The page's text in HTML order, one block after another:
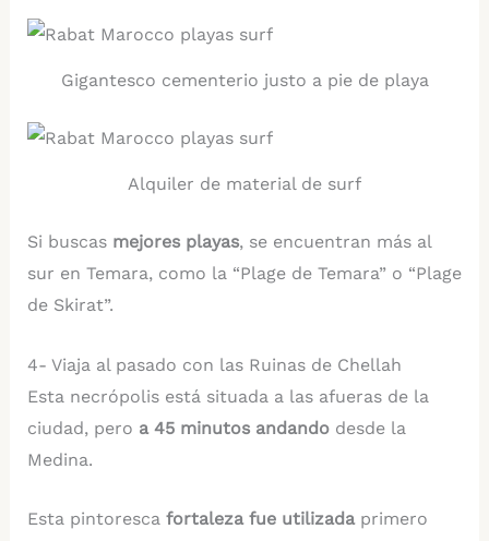
Gigantesco cementerio justo a pie de playa
Alquiler de material de surf
Si buscas mejores playas, se encuentran más al
sur en Temara, como la “Plage de Temara” o “Plage
de Skirat”.
4- Viaja al pasado con las Ruinas de Chellah
Esta necrópolis está situada a las afueras de la
ciudad, pero a 45 minutos andandodesde la
Medina.
Esta pintorescafortaleza fue utilizadaprimero